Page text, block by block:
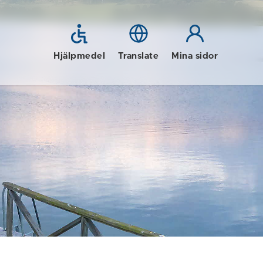
Hjälpmedel Translate Mina sidor